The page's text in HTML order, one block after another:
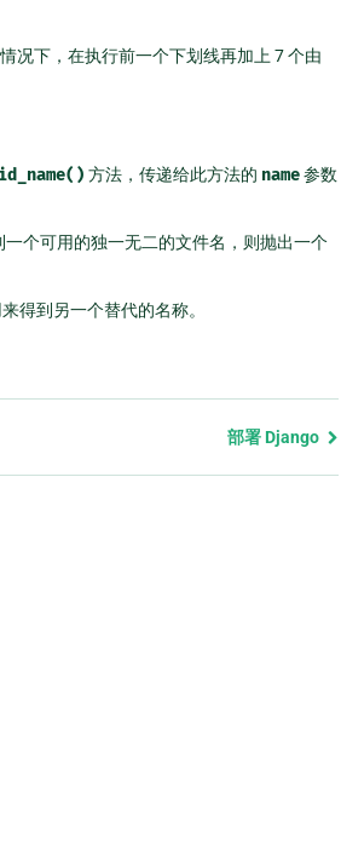
况下，在执行前一个下划线再加上 7 个由
方法，传递给此方法的 name参数
一个可用的独一无二的文件名，则抛出一个
得到另一个替代的名称。
部署 Django